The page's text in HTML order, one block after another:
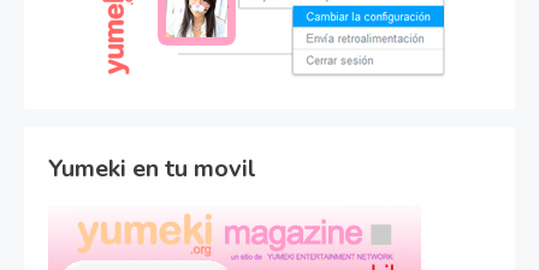
Yumeki en tu movil